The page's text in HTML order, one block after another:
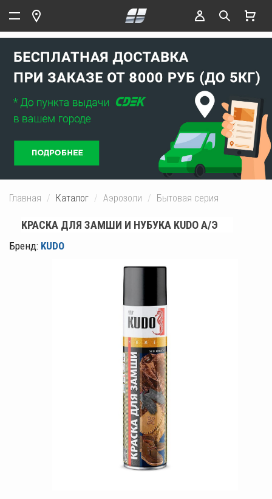
Главная Каталог Аэрозоли Бытовая серия
КРАСКА ДЛЯ ЗАМШИ И НУБУКА KUDO А/Э
Бренд: KUDO